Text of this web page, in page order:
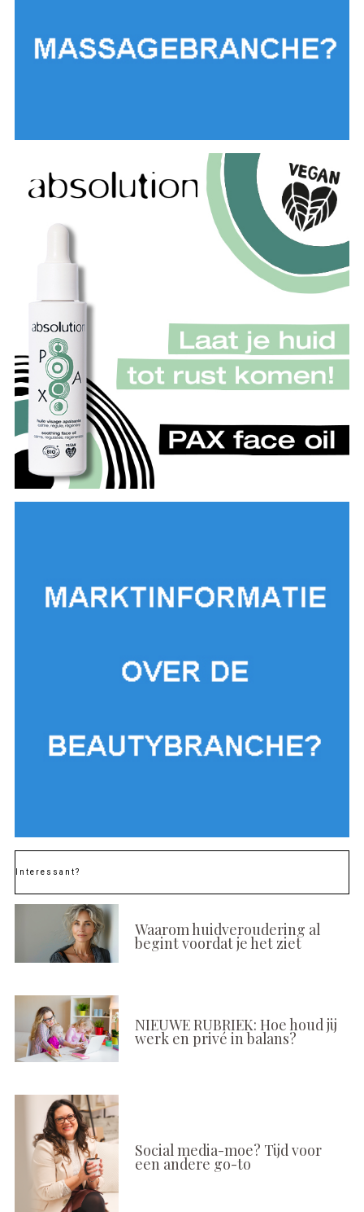
Interessant?
Waarom huidveroudering al
begint voordat je het ziet
NIEUWE RUBRIEK: Hoe houd jij
werk en privé in balans?
Social media-moe? Tijd voor
een andere go-to